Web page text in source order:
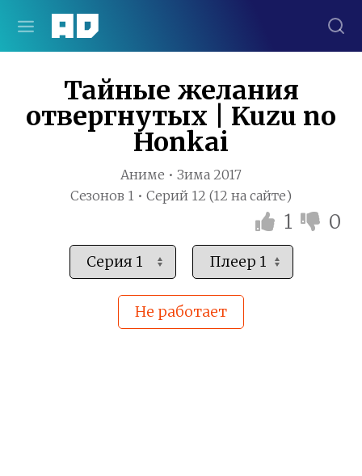
Тайные желания
отвергнутых | Kuzu no
Honkai
Аниме • Зима 2017
Сезонов 1 • Серий 12 (12 на сайте)
1 0
Не работает